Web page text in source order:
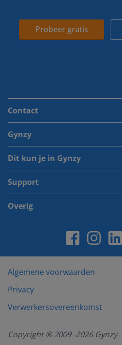
Probeer gratis
Contact
Gynzy
Dit kun je in Gynzy
Support
Overig
Algemene voorwaarden
Privacy
Verwerkersovereenkomst
Copyright ® 2009 -2026Gynzy